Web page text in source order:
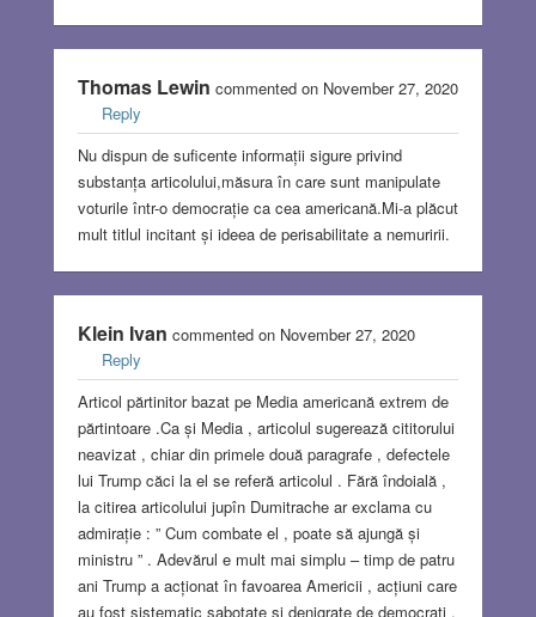
Thomas Lewin commented on November 27, 2020
Reply
Nu dispun de suficente informații sigure privind
substanța articolului,măsura în care sunt manipulate
voturile într-o democrație ca cea americană.Mi-a plăcut
mult titlul incitant și ideea de perisabilitate a nemuririi.
Klein Ivan commented on November 27, 2020
Reply
Articol părtinitor bazat pe Media americană extrem de
părtintoare .Ca și Media , articolul sugerează cititorului
neavizat , chiar din primele două paragrafe , defectele
lui Trump căci la el se referă articolul . Fără îndoială ,
la citirea articolului jupîn Dumitrache ar exclama cu
admirație : ” Cum combate el , poate să ajungă și
ministru ” . Adevărul e mult mai simplu – timp de patru
ani Trump a acționat în favoarea Americii , acțiuni care
au fost sistematic sabotate și denigrate de democrați .